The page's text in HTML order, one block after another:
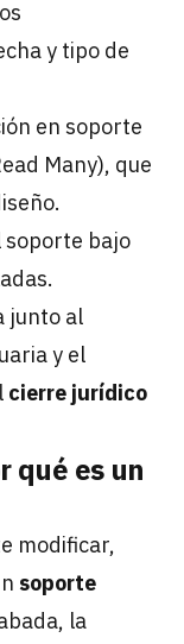
y tipo de
en soporte
Many), que
soporte bajo
junto al
y el
cierre jurídico
qué es un
modificar,
soporte
la